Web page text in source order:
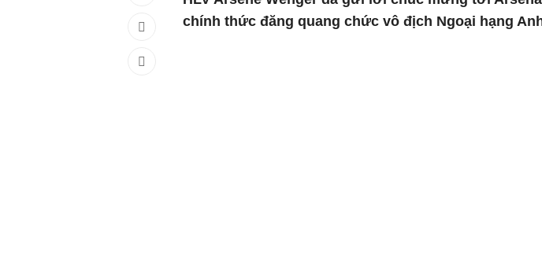
chính thức đăng quang chức vô địch Ngoại hạng